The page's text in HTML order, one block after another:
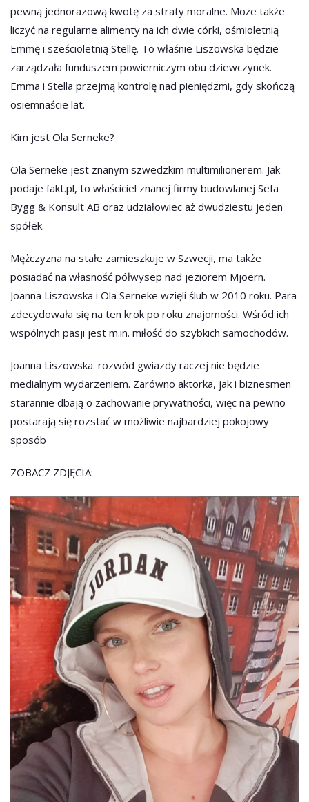
pewną jednorazową kwotę za straty moralne. Może także
liczyć na regularne alimenty na ich dwie córki, ośmioletnią
Emmę i sześcioletnią Stellę. To właśnie Liszowska będzie
zarządzała funduszem powierniczym obu dziewczynek.
Emma i Stella przejmą kontrolę nad pieniędzmi, gdy skończą
osiemnaście lat.
Kim jest Ola Serneke?
Ola Serneke jest znanym szwedzkim multimilionerem. Jak
podaje fakt.pl, to właściciel znanej firmy budowlanej Sefa
Bygg & Konsult AB oraz udziałowiec aż dwudziestu jeden
spółek.
Mężczyzna na stałe zamieszkuje w Szwecji, ma także
posiadać na własność półwysep nad jeziorem Mjoern.
Joanna Liszowska i Ola Serneke wzięli ślub w 2010 roku. Para
zdecydowała się na ten krok po roku znajomości. Wśród ich
wspólnych pasji jest m.in. miłość do szybkich samochodów.
Joanna Liszowska: rozwód gwiazdy raczej nie będzie
medialnym wydarzeniem. Zarówno aktorka, jak i biznesmen
starannie dbają o zachowanie prywatności, więc na pewno
postarają się rozstać w możliwie najbardziej pokojowy
sposób
ZOBACZ ZDJĘCIA: